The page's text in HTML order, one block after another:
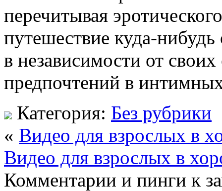
перечитывая
путешествие куда-
в независимости от
предпочтений в
Категория: Без рубрики
« Видео для взрослых в
Видео для взрослых в
Комментарии и пинги к